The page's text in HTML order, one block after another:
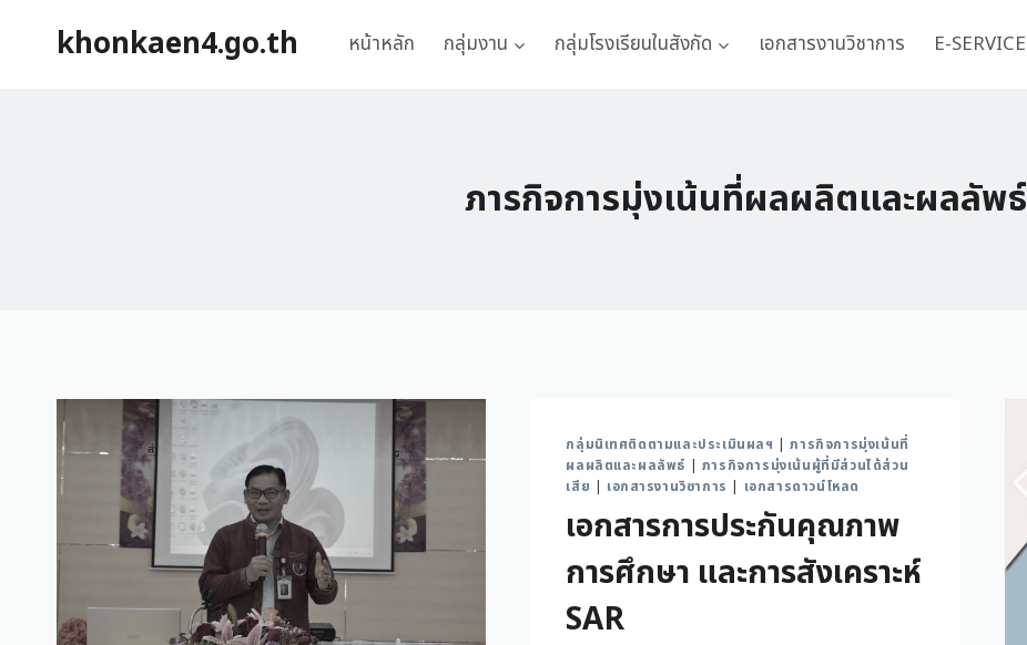
khonkaen4.go.th หน้าหลัก กลุ่มงาน กลุ่มโรงเรียนในสังกัด เอกสารงานวิชาการ E-SERVICE
ภารกิจการมุ่งเน้นที่ผลผลิตและผลลัพธ์
กลุ่มนิเทศติดตามและประเมินผลฯ |ภารกิจการมุ่งเน้นที่
ผลผลิตและผลลัพธ์ | ภารกิจการมุ่งเน้นผู้ที่มีส่วนได้ส่วน
เสีย | เอกสารงานวิชาการ | เอกสารดาวน์โหลด
เอกสารการประกันคุณภาพ
การศึกษา และการสังเคราะห์
SAR